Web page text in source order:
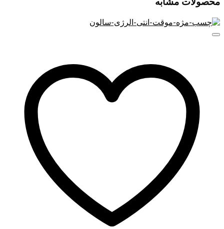
پوستتان را عمیقا تمیز کنید.
محصولات مشابه